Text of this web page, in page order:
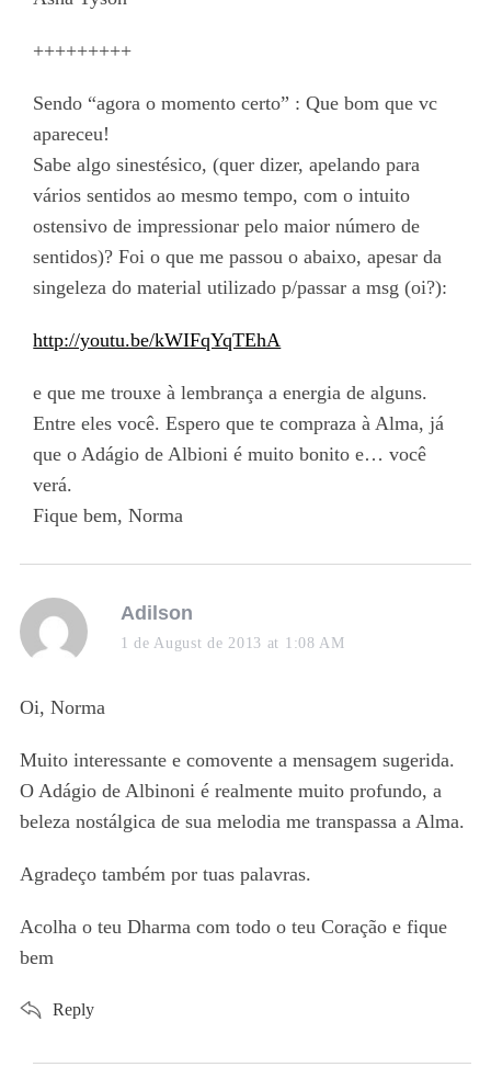
+++++++++
Sendo “agora o momento certo” : Que bom que vc
apareceu!
Sabe algo sinestésico, (quer dizer, apelando para
vários sentidos ao mesmo tempo, com o intuito
ostensivo de impressionar pelo maior número de
sentidos)? Foi o que me passou o abaixo, apesar da
singeleza do material utilizado p/passar a msg (oi?):
http://youtu.be/kWIFqYqTEhA
e que me trouxe à lembrança a energia de alguns.
Entre eles você. Espero que te compraza à Alma, já
que o Adágio de Albioni é muito bonito e… você
verá.
Fique bem, Norma
s
a
Adilson
1 de August de 2013 at 1:08 AM
Oi, Norma
Muito interessante e comovente a mensagem sugerida.
O Adágio de Albinoni é realmente muito profundo, a
beleza nostálgica de sua melodia me transpassa a Alma.
Agradeço também por tuas palavras.
Acolha o teu Dharma com todo o teu Coração e fique
bem
Reply